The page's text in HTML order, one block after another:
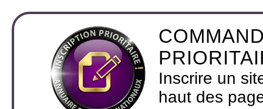
Inscrire un
haut des